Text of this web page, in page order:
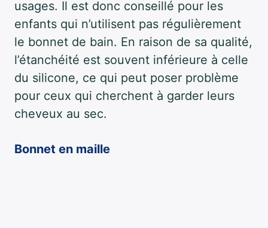
usages. Il est donc conseillé pour les
enfants qui n’utilisent pas régulièrement
le bonnet de bain. En raison de sa qualité,
l’étanchéité est souvent inférieure à celle
du silicone, ce qui peut poser problème
pour ceux qui cherchent à garder leurs
cheveux au sec.
Bonnet en maille